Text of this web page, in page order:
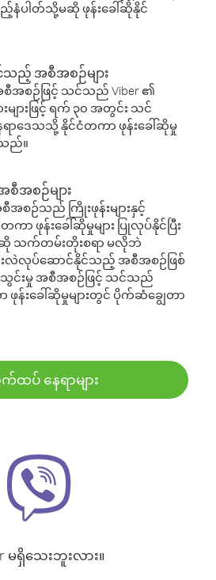
ည့်နံပါတ်သို့မဆို ဖုန်းခေါ်ဆိုနိုင်
သည့် အစီအစဉ်များ
စီအစဉ်ဖြင့် သင်သည် Viber ၏
ျားဖြင့် ရက် ၃၀ အတွင်း သင်
ာဒေသသို့ နိုင်ငံတကာ ဖုန်းခေါ်ဆိုမှု
ည်။
စီအစဉ်များ
အစဉ်သည် ကြိုးဖုန်းများနှင့်
ကာ ဖုန်းခေါ်ဆိုမှုများ ပြုလုပ်နိုင်ပြီး
သက်တမ်းတိုးစရာ မလိုဘဲ
းလဲလုပ်ဆောင်နိုင်သည့် အစီအစဉ်ဖြစ်
သွင်းမှု အစီအစဉ်ဖြင့် သင်သည်
ဖုန်းခေါ်ဆိုမှုများတွင် ပိုက်ဆံချွေတာ
က်ထပ် နေရာများ
မရှိသေးဘူးလား။